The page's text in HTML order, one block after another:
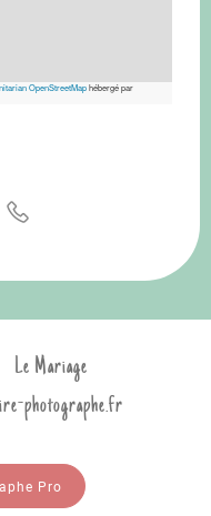
OpenStreetMaphébergé par
Le Mariage
photographe.fr
Pro